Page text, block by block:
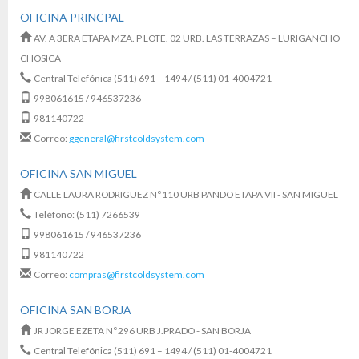
OFICINA PRINCPAL
AV. A 3ERA ETAPA MZA. P LOTE. 02 URB. LAS TERRAZAS – LURIGANCHO
CHOSICA
Central Telefónica (511) 691 – 1494 / (511) 01-4004721
998061615 / 946537236
981140722
Correo: ggeneral@firstcoldsystem.com
OFICINA SAN MIGUEL
CALLE LAURA RODRIGUEZ N°110 URB PANDO ETAPA VII - SAN MIGUEL
Teléfono: (511) 7266539
998061615 / 946537236
981140722
Correo: compras@firstcoldsystem.com
OFICINA SAN BORJA
JR JORGE EZETA N°296 URB J.PRADO - SAN BORJA
Central Telefónica (511) 691 – 1494 / (511) 01-4004721